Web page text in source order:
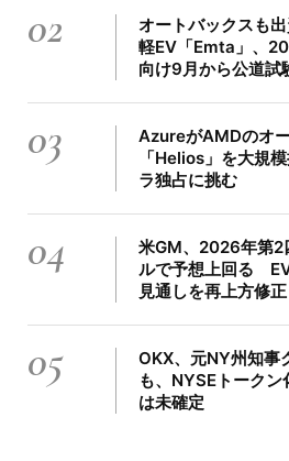
02
オートバックスも
軽EV「Emta」、
向け9月から公道試
03
AzureがAMDのオ
「Helios」を大規
ラ独占に挑む
04
米GM、2026年第2
ルで予想上回る
見通しを再上方修正
05
OKX、元NY州知事
も、NYSEトーク
は未確定